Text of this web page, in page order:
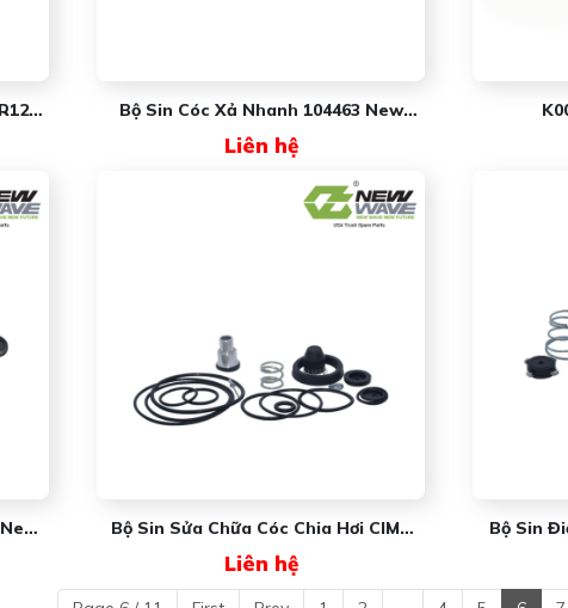
Bộ Sin Cóc Xả Nhanh 104463 New
Liên hệ
Bộ Sin Sửa Chữa Cóc Chia Hơi CIMC
Liên hệ
Bộ Sin